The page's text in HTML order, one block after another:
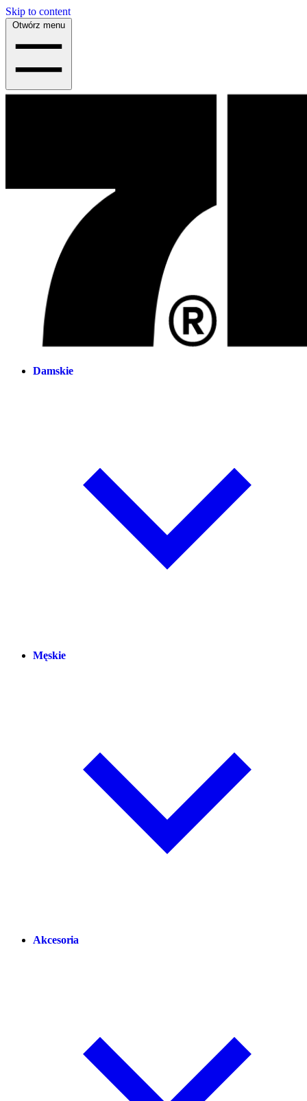
Skip to content
Otwórz menu
Damskie
Męskie
Akcesoria